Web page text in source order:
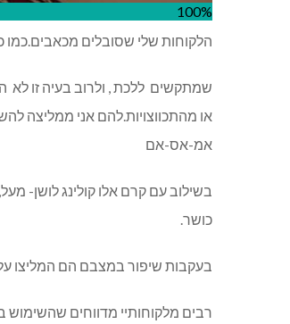
100%
הלקוחות שלי שסובלים מכאבים.כמו
שמתקשים ללכת , ולרוב בעיה זו לא
או מהתכווצויות.להם אני ממליצה
אמ-אס-אם
בשילוב עם קרם אלו קולינג לושן-
כושר.
בעקבות שיפור במצבם הם המליצו
רבים מלקוחותיי מדווחים